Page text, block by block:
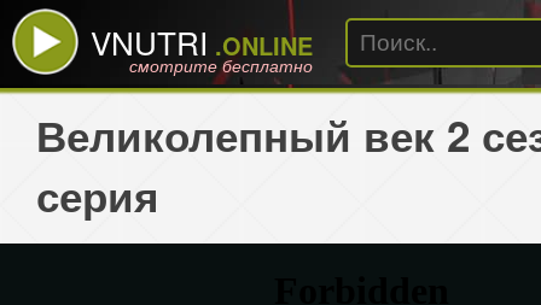
VNUTRI .ONLINE
смотрите бесплатно
Великолепный век 2
серия